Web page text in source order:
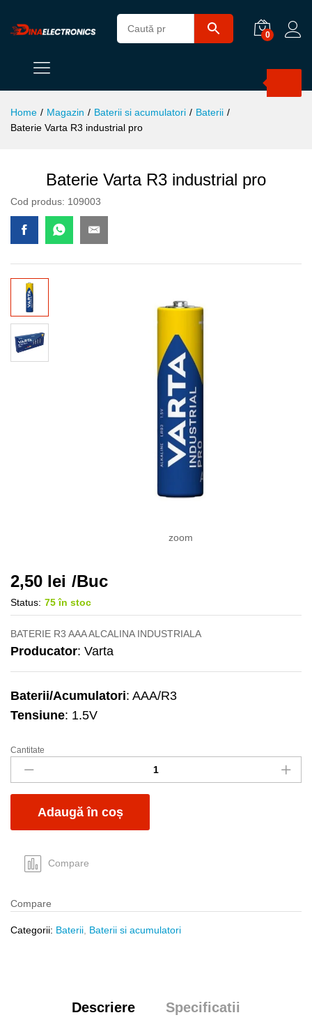
0
Home / Magazin / Baterii si acumulatori / Baterii /
Baterie Varta R3 industrial pro
Baterie Varta R3 industrial pro
Cod produs: 109003
zoom
2,50 lei /Buc
Status: 75 în stoc
BATERIE R3 AAA ALCALINA INDUSTRIALA
Producator: Varta
Baterii/Acumulatori: AAA/R3
Tensiune: 1.5V
Baterie
Varta
R3
industrial
quantity
Cantitate
Adaugă în coș
Compare
Compare
Categorii: Baterii Baterii si acumulatori
Descriere Specificatii